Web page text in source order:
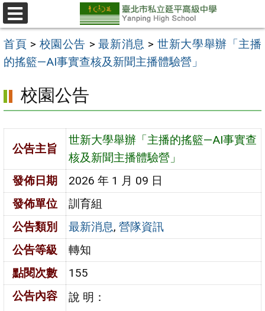
跳
至
主
要
區
選
單
首頁 > 校園公告 >最新消息 > 世新大學舉辦「主播
的搖籃—AI事實查核及新聞主播體驗營」
校園公告
公告主旨
世新大學舉辦「主播的搖籃—AI事實查
核及新聞主播體驗營」
發佈日期
2026 年 1 月 09 日
發佈單位
訓育組
公告類別
最新消息,營隊資訊
公告等級
轉知
點閱次數
155
公告內容
說 明：